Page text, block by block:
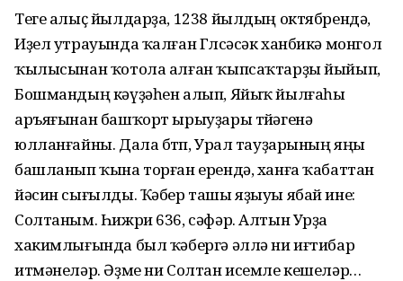
Теге алыҫ йылдарҙа, 1238 йылдың октябрендә,
Иҙел утрауында ҡалған Гөлсәсәк ханбикә монгол
ҡылысынан ҡотола алған ҡыпсаҡтарҙы йыйып,
Бошмандың кәүҙәһен алып, Яйыҡ йылғаһы
аръяғынан башҡорт ырыуҙары төйәгенә
юлланғайны. Дала бөтөп, Урал тауҙарының яңы
башланып ҡына торған ерендә, ханға ҡабаттан
йәсин сығылды. Ҡәбер ташы яҙыуы ябай ине:
Солтаным. Һижри 636, сәфәр. Алтын Урҙа
хакимлығында был ҡәбергә әллә ни иғтибар
итмәнеләр. Әҙме ни Солтан исемле кешеләр…